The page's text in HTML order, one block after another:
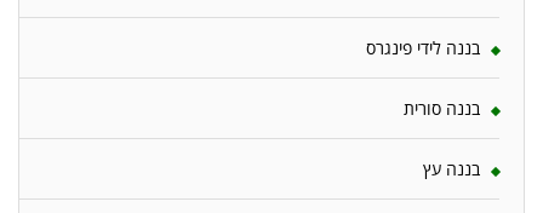
בננה לידי פינגרס
בננה סורית
בננה עץ